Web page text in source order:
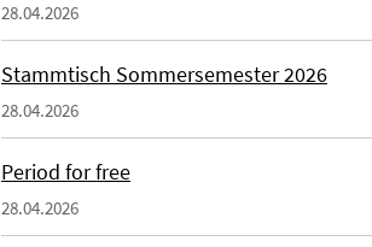
28.04.2026
Stammtisch Sommersemester 2026
28.04.2026
Period for free
28.04.2026